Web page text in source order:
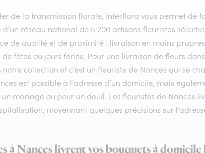
de la transmission florale, Interflora vous permet de
d’un réseau national de 5 200 artisans fleuristes
de qualité et de proximité : livraison en mains
de fêtes ou jours fériés. Pour une livraison de fleurs
notre collection et c’est un fleuriste de Nances qui se
est possible à l’adresse d’un domicile, mais
un mariage ou pour un deuil. Les fleuristes de Nances
moyennant quelques précisions sur
à Nances livrent vos bouquets à